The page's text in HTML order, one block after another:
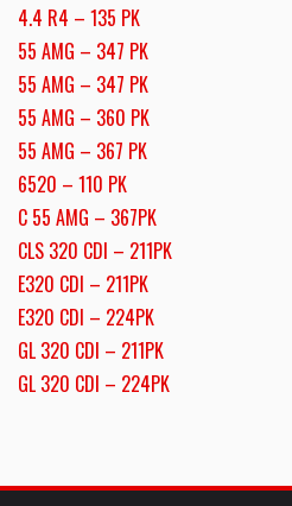
4.4 R4 – 135 PK
55 AMG – 347 PK
55 AMG – 347 PK
55 AMG – 360 PK
55 AMG – 367 PK
6520 – 110 PK
C 55 AMG – 367PK
CLS 320 CDI – 211PK
E320 CDI – 211PK
E320 CDI – 224PK
GL 320 CDI – 211PK
GL 320 CDI – 224PK